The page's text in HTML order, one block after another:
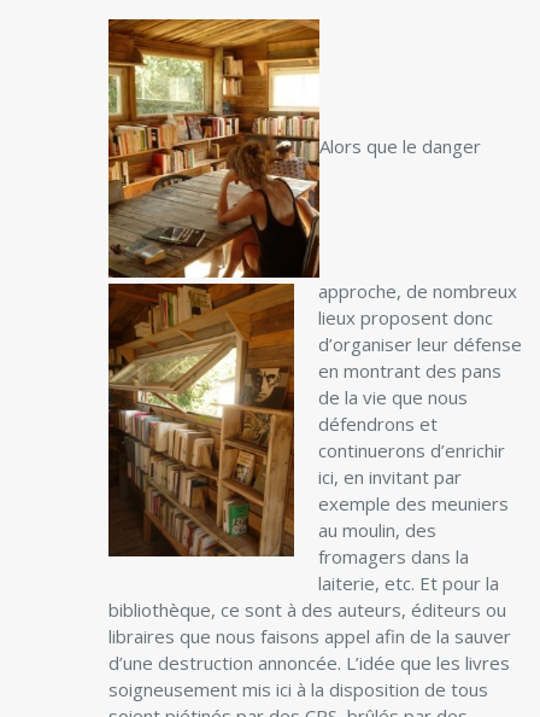
Alors que le danger
approche, de nombreux
lieux proposent donc
d’organiser leur défense
en montrant des pans
de la vie que nous
défendrons et
continuerons d’enrichir
ici, en invitant par
exemple des meuniers
au moulin, des
fromagers dans la
laiterie, etc. Et pour la
bibliothèque, ce sont à des auteurs, éditeurs ou
libraires que nous faisons appel afin de la sauver
d’une destruction annoncée. L’idée que les livres
soigneusement mis ici à la disposition de tous